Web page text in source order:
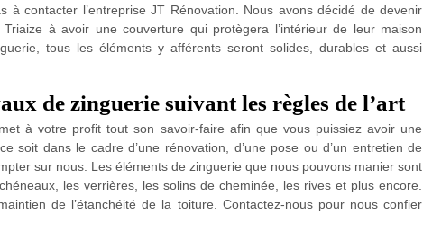
à contacter l’entreprise JT Rénovation. Nous avons décidé de devenir
à avoir une couverture qui protègera l’intérieur de leur maison
tous les éléments y afférents seront solides, durables et aussi
de zinguerie suivant les règles de l’art
à votre profit tout son savoir-faire afin que vous puissiez avoir une
soit dans le cadre d’une rénovation, d’une pose ou d’un entretien de
sur nous. Les éléments de zinguerie que nous pouvons manier sont
les verrières, les solins de cheminée, les rives et plus encore.
de l’étanchéité de la toiture. Contactez-nous pour nous confier